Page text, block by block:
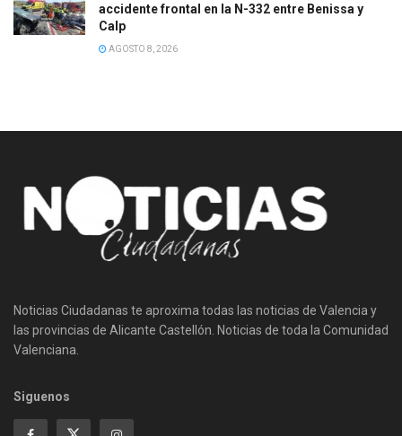
accidente frontal en la N-332 entre Benissa y
Calp
AGOSTO 8, 2026
Noticias Ciudadanas te aproxima todas las noticias de Valencia y
las provincias de Alicante Castellón. Noticias de toda la Comunidad
Valenciana.
Siguenos